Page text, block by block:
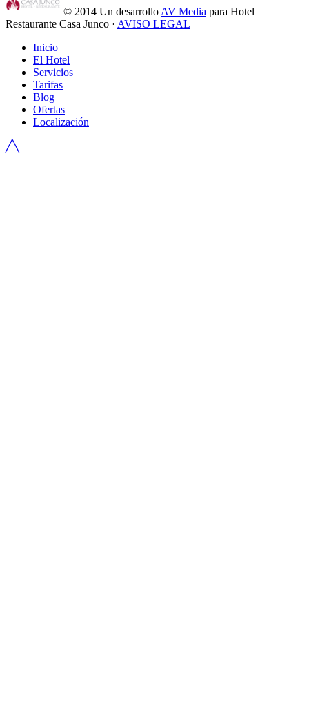
© 2014 Un desarrollo AV Media para Hotel
Restaurante Casa Junco · AVISO LEGAL
Inicio
El Hotel
Servicios
Tarifas
Blog
Ofertas
Localización
╱╲